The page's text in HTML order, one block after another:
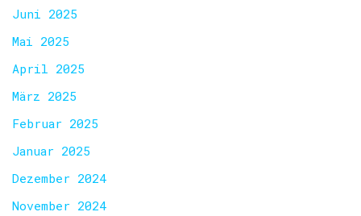
Juni 2025
Mai 2025
April 2025
März 2025
Februar 2025
Januar 2025
Dezember 2024
November 2024